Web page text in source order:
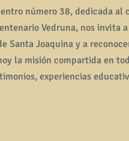
número 38, dedicada al
Vedruna, nos invita
Santa Joaquina y a
la misión compartida en
experiencias